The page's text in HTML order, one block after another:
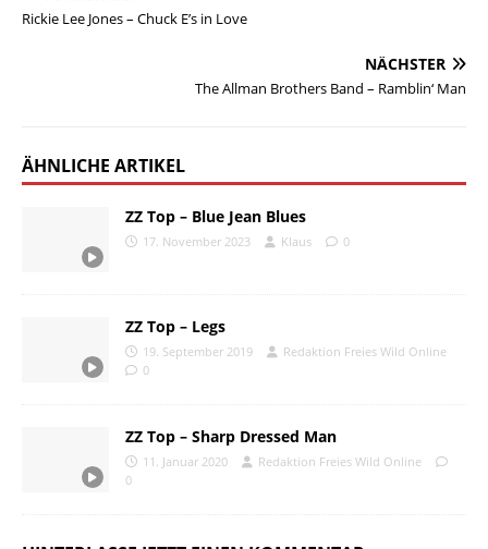
Rickie Lee Jones – Chuck E’s in Love
NÄCHSTER
The Allman Brothers Band – Ramblin‘ Man
ÄHNLICHE ARTIKEL
ZZ Top – Blue Jean Blues
17. November 2023 Klaus 0
ZZ Top – Legs
19. September 2019
Redaktion Freies Wild Online
0
ZZ Top – Sharp Dressed Man
11. Januar 2020
Redaktion Freies Wild Online
0